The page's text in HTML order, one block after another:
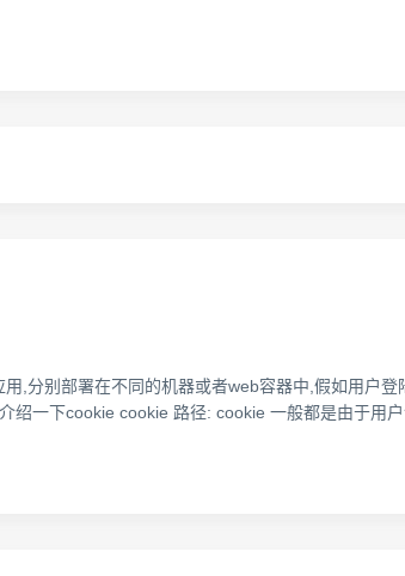
,分别部署在不同的机器或者web容器中,假如用户登
绍一下cookie cookie 路径: cookie 一般都是由于用户